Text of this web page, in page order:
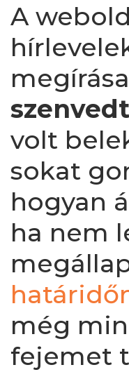
A
volt
sokat
hogyan
ha nem
még
fejemet